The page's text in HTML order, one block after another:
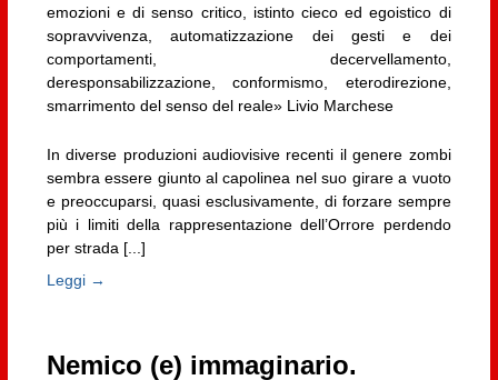
emozioni e di senso critico, istinto cieco ed egoistico di
sopravvivenza, automatizzazione dei gesti e dei
comportamenti, decervellamento,
deresponsabilizzazione, conformismo, eterodirezione,
smarrimento del senso del reale» Livio Marchese
In diverse produzioni audiovisive recenti il genere zombi
sembra essere giunto al capolinea nel suo girare a vuoto
e preoccuparsi, quasi esclusivamente, di forzare sempre
più i limiti della rappresentazione dell’Orrore perdendo
per strada [...]
Leggi →
Nemico (e) immaginario.